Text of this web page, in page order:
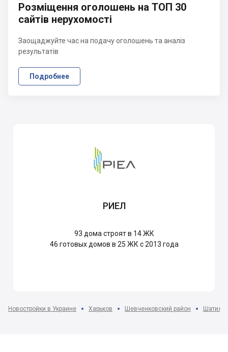
Розміщення оголошень на ТОП 30
сайтів нерухомості
Заощаджуйте час на подачу оголошень та аналіз
результатів
Подробнее
РИЕЛ
93 дома строят в 14 ЖК
46 готовых домов в 25 ЖК с 2013 года
Новостройки в Украине Харьков Шевченковский район